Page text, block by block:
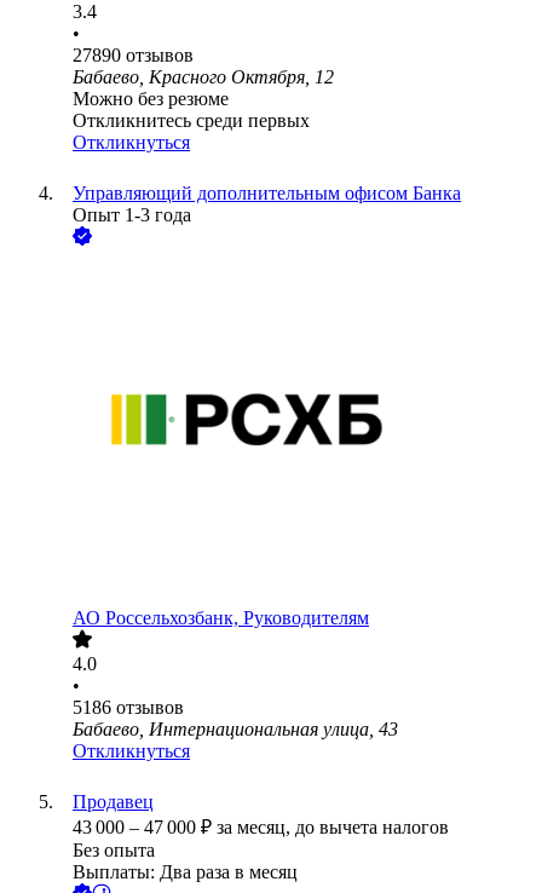
3.4
•
27890 отзывов
Бабаево, Красного Октября, 12
Можно без резюме
Откликнитесь среди первых
Откликнуться
Управляющий дополнительным офисом Банка
Опыт 1-3 года
АО Россельхозбанк, Руководителям
4.0
•
5186 отзывов
Бабаево, Интернациональная улица, 43
Откликнуться
Продавец
43 000 – 47 000 ₽ за месяц, до вычета налогов
Без опыта
Выплаты: Два раза в месяц